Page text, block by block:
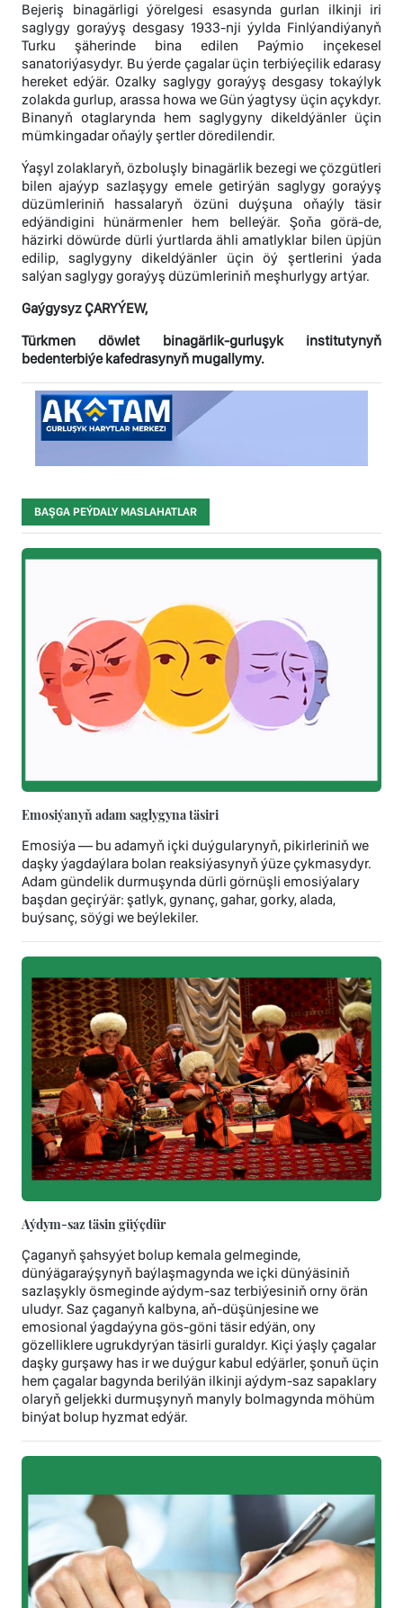
Bejeriş binagärligi ýörelgesi esasynda gurlan ilkinji iri
saglygy goraýyş desgasy 1933-nji ýylda Finlýandiýanyň
Turku şäherinde bina edilen Paýmio inçekesel
sanatoriýasydyr. Bu ýerde çagalar üçin terbiýeçilik edarasy
hereket edýär. Ozalky saglygy goraýyş desgasy tokaýlyk
zolakda gurlup, arassa howa we Gün ýagtysy üçin açykdyr.
Binanyň otaglarynda hem saglygyny dikeldýänler üçin
mümkingadar oňaýly şertler döredilendir.
Ýaşyl zolaklaryň, özboluşly binagärlik bezegi we çözgütleri
bilen ajaýyp sazlaşygy emele getirýän saglygy goraýyş
düzümleriniň hassalaryň özüni duýşuna oňaýly täsir
edýändigini hünärmenler hem belleýär. Şoňa görä-de,
häzirki döwürde dürli ýurtlarda ähli amatlyklar bilen üpjün
edilip, saglygyny dikeldýänler üçin öý şertlerini ýada
salýan saglygy goraýyş düzümleriniň meşhurlygy artýar.
Gaýgysyz ÇARYÝEW,
Türkmen döwlet binagärlik-gurluşyk institutynyň
bedenterbiýe kafedrasynyň mugallymy.
BAŞGA PEÝDALY MASLAHATLAR
Emosiýanyň adam saglygyna täsiri
Emosiýa — bu adamyň içki duýgularynyň, pikirleriniň we
daşky ýagdaýlara bolan reaksiýasynyň ýüze çykmasydyr.
Adam gündelik durmuşynda dürli görnüşli emosiýalary
başdan geçirýär: şatlyk, gynanç, gahar, gorky, alada,
buýsanç, söýgi we beýlekiler.
Aýdym-saz täsin güýçdür
Çaganyň şahsyýet bolup kemala gelmeginde,
dünýägaraýşynyň baýlaşmagynda we içki dünýäsiniň
sazlaşykly ösmeginde aýdym-saz terbiýesiniň orny örän
uludyr. Saz çaganyň kalbyna, aň-düşünjesine we
emosional ýagdaýyna gös-göni täsir edýän, ony
gözelliklere ugrukdyrýan täsirli guraldyr. Kiçi ýaşly çagalar
daşky gurşawy has ir we duýgur kabul edýärler, şonuň üçin
hem çagalar bagynda berilýän ilkinji aýdym-saz sapaklary
olaryň geljekki durmuşynyň manyly bolmagynda möhüm
binýat bolup hyzmat edýär.